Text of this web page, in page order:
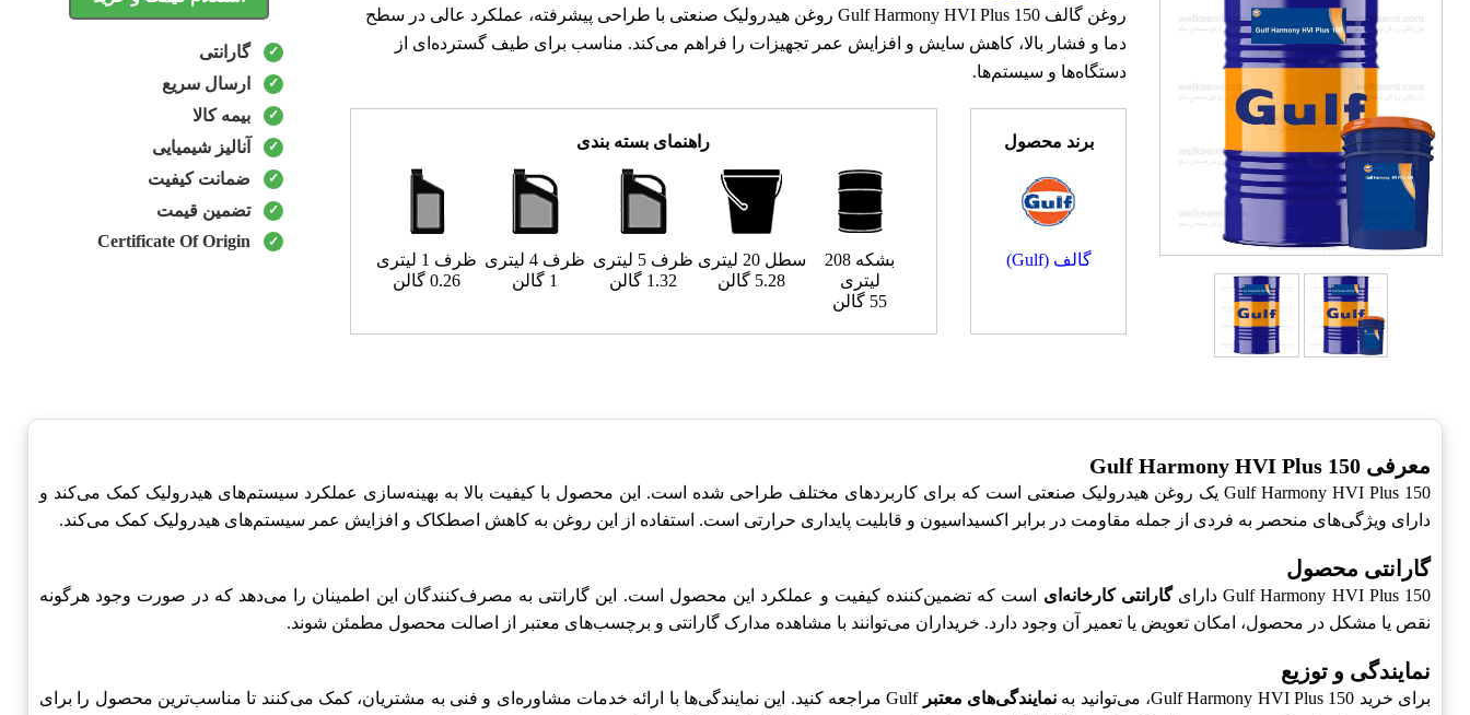
روغن گالف Gulf Harmony HVI Plus 150 روغن هیدرولیک صنعتی با طراحی پیشرفته، عملکرد عالی در سطح
دما و فشار بالا، کاهش سایش و افزایش عمر تجهیزات را فراهم می‌کند. مناسب برای طیف گسترده‌ای از
دستگاه‌ها و سیستم‌ها.
برند محصول
گالف (Gulf)
راهنمای بسته بندی
بشکه 208
لیتری
55 گالن
سطل 20 لیتری
5.28 گالن
ظرف 5 لیتری
1.32 گالن
ظرف 4 لیتری
1 گالن
ظرف 1 لیتری
0.26 گالن
گارانتی
ارسال سریع
بیمه کالا
آنالیز شیمیایی
ضمانت کیفیت
تضمین قیمت
Certificate Of Origin
معرفی Gulf Harmony HVI Plus 150
Gulf Harmony HVI Plus 150 یک روغن هیدرولیک صنعتی است که برای کاربردهای مختلف طراحی شده است. این محصول با کیفیت بالا به بهینه‌سازی عملکرد سیستم‌های هیدرولیک کمک می‌کند و
دارای ویژگی‌های منحصر به فردی از جمله مقاومت در برابر اکسیداسیون و قابلیت پایداری حرارتی است. استفاده از این روغن به کاهش اصطکاک و افزایش عمر سیستم‌های هیدرولیک کمک می‌کند.
گارانتی محصول
Gulf Harmony HVI Plus 150 دارای گارانتی کارخانه‌ای است که تضمین‌کننده کیفیت و عملکرد این محصول است. این گارانتی به مصرف‌کنندگان این اطمینان را می‌دهد که در صورت وجود هرگونه
نقص یا مشکل در محصول، امکان تعویض یا تعمیر آن وجود دارد. خریداران می‌توانند با مشاهده مدارک گارانتی و برچسب‌های معتبر از اصالت محصول مطمئن شوند.
نمایندگی و توزیع
برای خرید Gulf Harmony HVI Plus 150، می‌توانید به نمایندگی‌های معتبر
Gulf مراجعه کنید. این نمایندگی‌ها با ارائه خدمات مشاوره‌ای و فنی به مشتریان، کمک می‌کنند تا مناسب‌ترین محصول را برای